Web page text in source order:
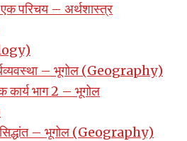
एक परिचय – अर्थशास्त्र
– भूगोल (Geography)
कार्य भाग 2 – भूगोल
– भूगोल (Geography)